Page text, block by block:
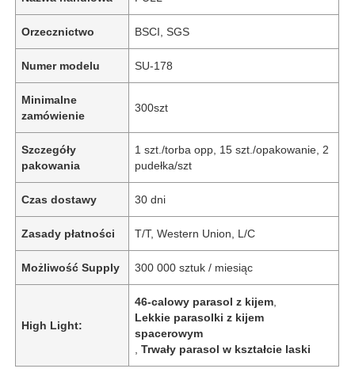
Orzecznictwo BSCI, SGS
Numer modelu SU-178
Minimalne
zamówienie
300szt
Szczegóły
pakowania
1 szt./torba opp, 15 szt./opakowanie, 2
pudełka/szt
Czas dostawy 30 dni
Zasady płatności T/T, Western Union, L/C
Możliwość Supply 300 000 sztuk / miesiąc
High Light:
46-calowy parasol z kijem
Lekkie parasolki z kijem
spacerowym
,Trwały parasol w kształcie laski